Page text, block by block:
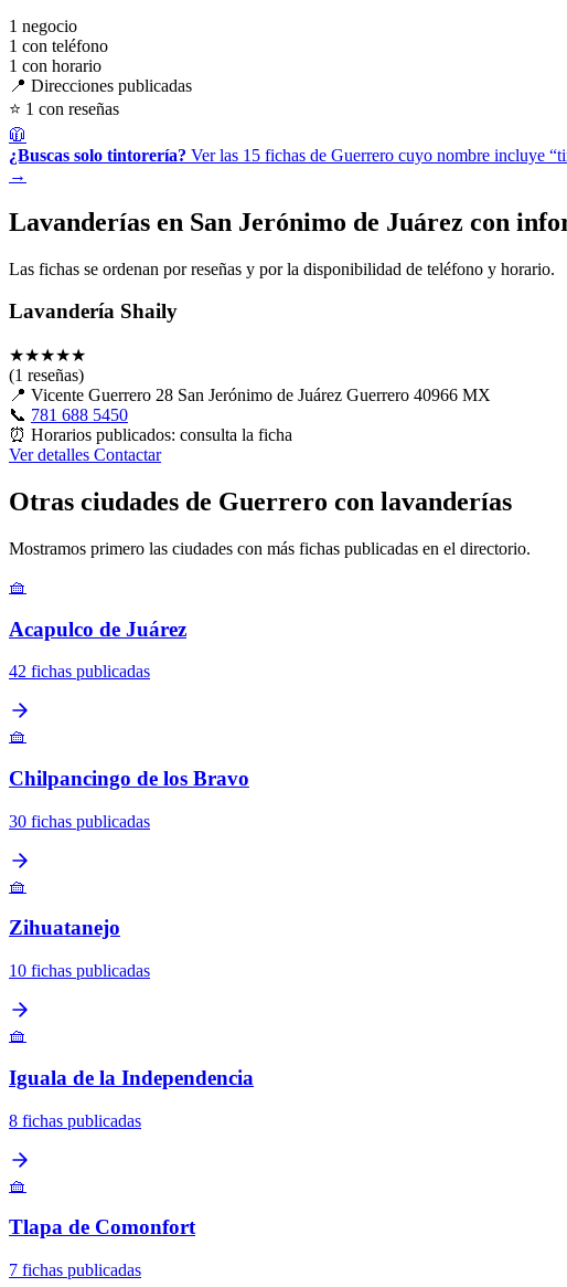
1 negocio
1 con teléfono
1 con horario
📍 Direcciones publicadas
⭐ 1 con reseñas
🧥
¿Buscas solo tintorería? Ver las 15 fichas de Guerrero cuyo nombre incluye
→
Lavanderías en San Jerónimo de Juárez con
Las fichas se ordenan por reseñas y por la disponibilidad de teléfono y horario.
Lavandería Shaily
★★★★★
(1 reseñas)
📍 Vicente Guerrero 28 San Jerónimo de Juárez Guerrero 40966 MX
📞 781 688 5450
⏰ Horarios publicados: consulta la ficha
Ver detalles Contactar
Otras ciudades de Guerrero con lavanderías
Mostramos primero las ciudades con más fichas publicadas en el directorio.
🧺
Acapulco de Juárez
42 fichas publicadas
🧺
Chilpancingo de los Bravo
30 fichas publicadas
🧺
Zihuatanejo
10 fichas publicadas
🧺
Iguala de la Independencia
8 fichas publicadas
🧺
Tlapa de Comonfort
7 fichas publicadas